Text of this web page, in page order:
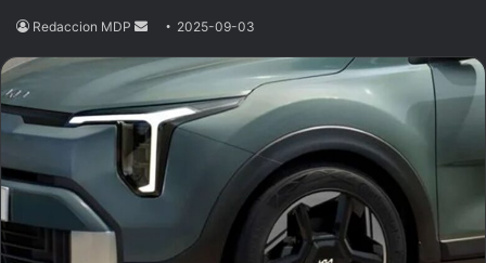
Redaccion MDP
Send
email
2025-09-03